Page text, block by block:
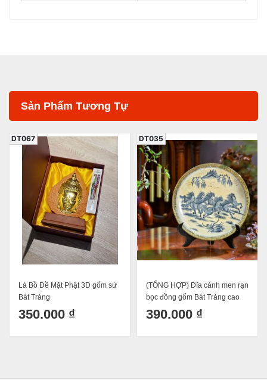
Sản Phẩm Tương Tự
(TỔNG HỢP) Đĩa cảnh men rạn
bọc đồng gốm Bát Tràng cao
cấp- Trang trí phòng khách/
Món quà sang trọng tinh tế
390.000 ₫
DT035
Bộ tượng ông bà anh mẫu mới
nhất - Tượng trang trí nhà cửa
ông bà đèn đánh ôm mèo
16x11cm
120.000 ₫
DT010